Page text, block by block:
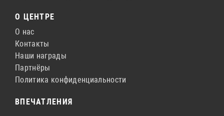
О ЦЕНТРЕ
О нас
Контакты
Наши награды
Партнёры
Политика конфиденциальности
ВПЕЧАТЛЕНИЯ